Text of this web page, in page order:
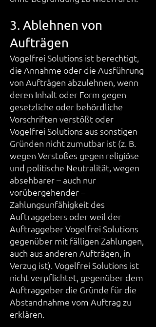
3. Ablehnen von
Aufträgen
Vogelfrei Solutions ist berechtigt,
die Annahme oder die Ausführung
von Aufträgen abzulehnen, wenn
deren Inhalt oder Form gegen
gesetzliche oder behördliche
Vorschriften verstößt oder
Vogelfrei Solutions aus sonstigen
Gründen nicht zumutbar ist (z. B.
wegen Verstoßes gegen religiöse
und politische Neutralität, wegen
absehbarer – auch nur
vorübergehender –
Zahlungsunfähigkeit des
Auftraggebers oder weil der
Auftraggeber Vogelfrei Solutions
gegenüber mit fälligen Zahlungen,
auch aus anderen Aufträgen, in
Verzug ist). Vogelfrei Solutions ist
nicht verpflichtet, gegenüber dem
Auftraggeber die Gründe für die
Abstandnahme vom Auftrag zu
erklären.